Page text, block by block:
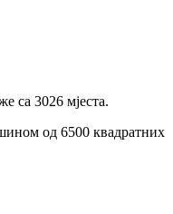
са 3026 мјеста.
од 6500 квадратних